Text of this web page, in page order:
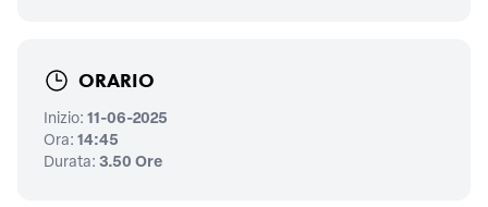
ORARIO
Inizio: 11-06-2025
Ora: 14:45
Durata: 3.50 Ore